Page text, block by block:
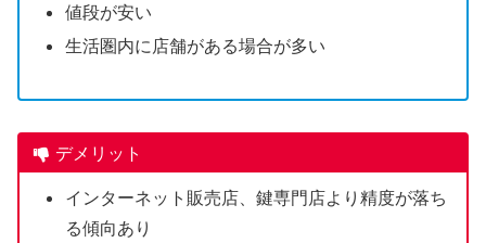
値段が安い
生活圏内に店舗がある場合が多い
デメリット
インターネット販売店、鍵専門店より精度が落ち
る傾向あり